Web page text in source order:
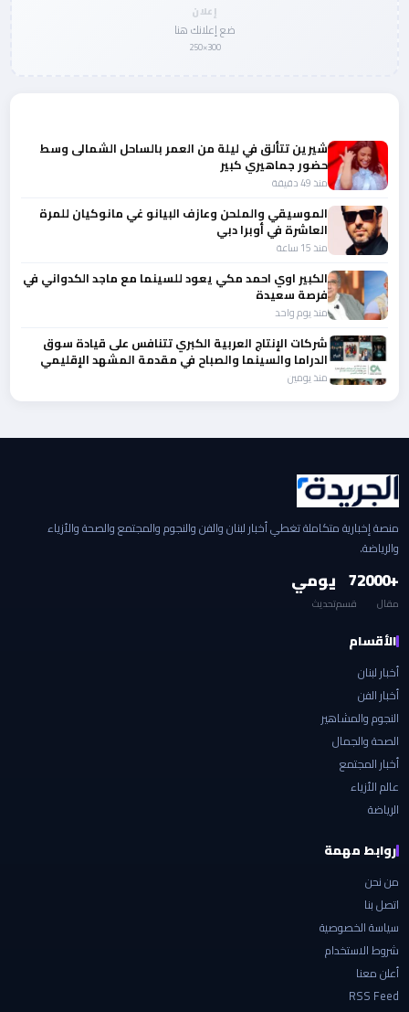
إعلان
ضع إعلانك هنا
300×250
شيرين تتألق في ليلة من العمر بالساحل الشمالى وسط
حضور جماهيري كبير
منذ 49 دقيقة
الموسيقي والملحن وعازف البيانو غي مانوكيان للمرة
العاشرة في أوبرا دبي
منذ 15 ساعة
الكبير اوي احمد مكي يعود للسينما مع ماجد الكدواني في
فرصة سعيدة
منذ يوم واحد
شركات الإنتاج العربية الكبري تتنافس على قيادة سوق
الدراما والسينما والصباح في مقدمة المشهد الإقليمي
منذ يومين
منصة إخبارية متكاملة تغطي أخبار لبنان والفن والنجوم والمجتمع والصحة والأزياء
والرياضة.
+2000
مقال
7
قسم
يومي
تحديث
الأقسام
أخبار لبنان
أخبار الفن
النجوم والمشاهير
الصحة والجمال
أخبار المجتمع
عالم الأزياء
الرياضة
روابط مهمة
من نحن
اتصل بنا
سياسة الخصوصية
شروط الاستخدام
أعلن معنا
RSS Feed